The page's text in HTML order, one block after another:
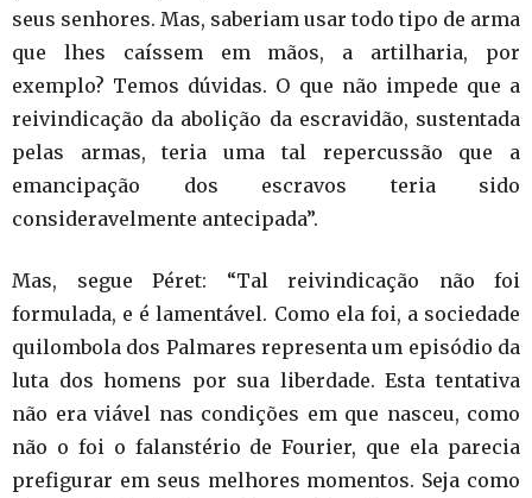
seus senhores. Mas, saberiam usar todo tipo de arma
que lhes caíssem em mãos, a artilharia, por
exemplo? Temos dúvidas. O que não impede que a
reivindicação da abolição da escravidão, sustentada
pelas armas, teria uma tal repercussão que a
emancipação dos escravos teria sido
consideravelmente antecipada”.
Mas, segue Péret: “Tal reivindicação não foi
formulada, e é lamentável. Como ela foi, a sociedade
quilombola dos Palmares representa um episódio da
luta dos homens por sua liberdade. Esta tentativa
não era viável nas condições em que nasceu, como
não o foi o falanstério de Fourier, que ela parecia
prefigurar em seus melhores momentos. Seja como